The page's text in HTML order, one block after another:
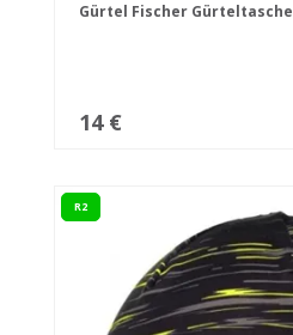
Gürtel Fischer Gürteltasche
14 €
R2